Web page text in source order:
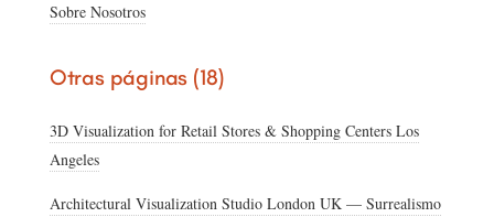
Sobre Nosotros
Otras páginas (18)
3D Visualization for Retail Stores & Shopping Centers Los
Angeles
Architectural Visualization Studio London UK — Surrealismo